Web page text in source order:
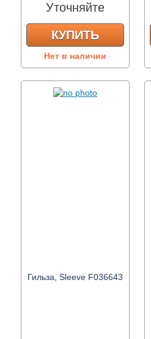
Уточняйте
КУПИТЬ
Нет в наличии
Гильза, Sleeve F036643